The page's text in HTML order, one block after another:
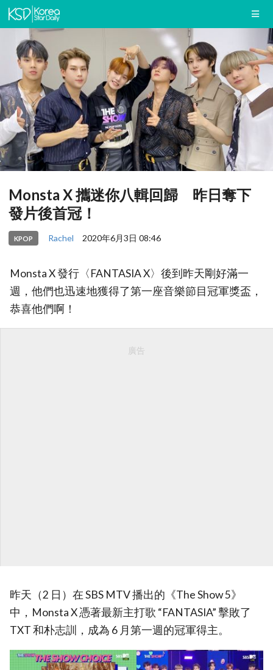
Monsta X 攜迷你八輯回歸 昨日奪下
發片後首冠！
KPOP Rachel 2020年6月3日 08:46
Monsta X 發行〈FANTASIA X〉後到昨天剛好滿一
週，他們也迅速地獲得了第一座音樂節目冠軍獎盃，
恭喜他們啊！
廣告
昨天（2 日）在 SBS MTV 播出的《The Show 5》
中，Monsta X 憑著最新主打歌 “FANTASIA” 擊敗了
TXT 和朴志訓，成為 6 月第一週的冠軍得主。